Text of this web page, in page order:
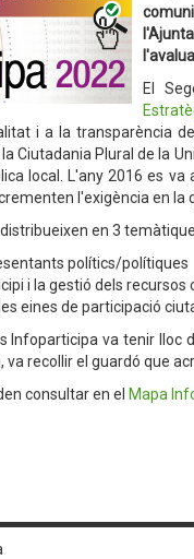
El
i a la transparència
Ciutadania Plural de la
local. L'any 2016 es
l'exigència en
en 3
polítics/polítiques
i la gestió dels recursos
eines de participació
Infoparticipa va tenir
va recollir el guardó que
consultar en el Mapa